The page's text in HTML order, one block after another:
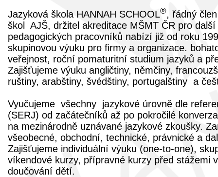
Jazyková škola HANNAH SCHOOL®, řádný
škol AJŠ, držitel akreditace MŠMT ČR pro
pedagogických pracovníků nabízí již od roku
skupinovou výuku pro firmy a organizace.
veřejnost, roční pomaturitní studium jazyků a
Zajišťujeme výuku angličtiny, němčiny,
ruštiny, arabštiny, švédštiny, portugalštiny a
Vyučujeme všechny jazykové úrovně dle
(SERJ) od začátečníků až po pokročilé
na mezinárodně uznávané jazykové zkoušky.
všeobecné, obchodní, technické, právnické a
Zajišťujeme individuální výuku (one-to-one),
víkendové kurzy, přípravné kurzy před stážemi
doučování dětí.